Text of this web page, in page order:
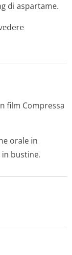
di aspartame.
film Compressa
orale in
bustine.